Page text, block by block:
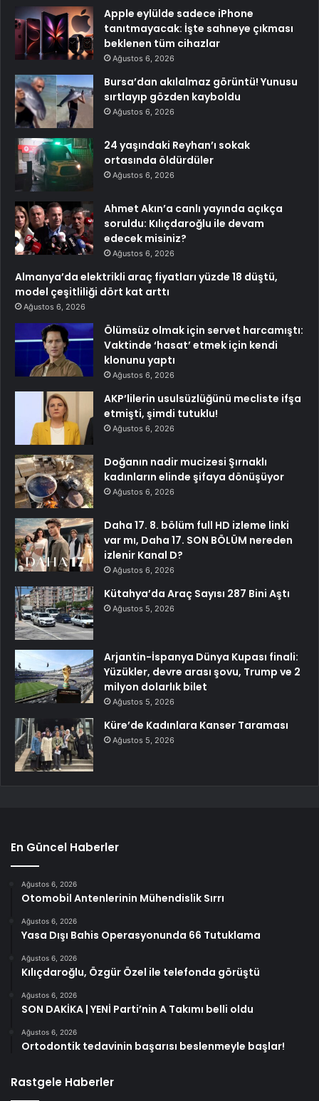
Apple eylülde sadece iPhone
tanıtmayacak: İşte sahneye çıkması
beklenen tüm cihazlar
Ağustos 6, 2026
Bursa’dan akılalmaz görüntü! Yunusu
sırtlayıp gözden kayboldu
Ağustos 6, 2026
24 yaşındaki Reyhan’ı sokak
ortasında öldürdüler
Ağustos 6, 2026
Ahmet Akın’a canlı yayında açıkça
soruldu: Kılıçdaroğlu ile devam
edecek misiniz?
Ağustos 6, 2026
Almanya’da elektrikli araç fiyatları yüzde 18 düştü,
model çeşitliliği dört kat arttı
Ağustos 6, 2026
Ölümsüz olmak için servet harcamıştı:
Vaktinde ‘hasat’ etmek için kendi
klonunu yaptı
Ağustos 6, 2026
AKP’lilerin usulsüzlüğünü mecliste ifşa
etmişti, şimdi tutuklu!
Ağustos 6, 2026
Doğanın nadir mucizesi Şırnaklı
kadınların elinde şifaya dönüşüyor
Ağustos 6, 2026
Daha 17. 8. bölüm full HD izleme linki
var mı, Daha 17. SON BÖLÜM nereden
izlenir Kanal D?
Ağustos 6, 2026
Kütahya’da Araç Sayısı 287 Bini Aştı
Ağustos 5, 2026
Arjantin-İspanya Dünya Kupası finali:
Yüzükler, devre arası şovu, Trump ve 2
milyon dolarlık bilet
Ağustos 5, 2026
Küre’de Kadınlara Kanser Taraması
Ağustos 5, 2026
En Güncel Haberler
Ağustos 6, 2026
Otomobil Antenlerinin Mühendislik Sırrı
Ağustos 6, 2026
Yasa Dışı Bahis Operasyonunda 66 Tutuklama
Ağustos 6, 2026
Kılıçdaroğlu, Özgür Özel ile telefonda görüştü
Ağustos 6, 2026
SON DAKİKA | YENİ Parti’nin A Takımı belli oldu
Ağustos 6, 2026
Ortodontik tedavinin başarısı beslenmeyle başlar!
Rastgele Haberler